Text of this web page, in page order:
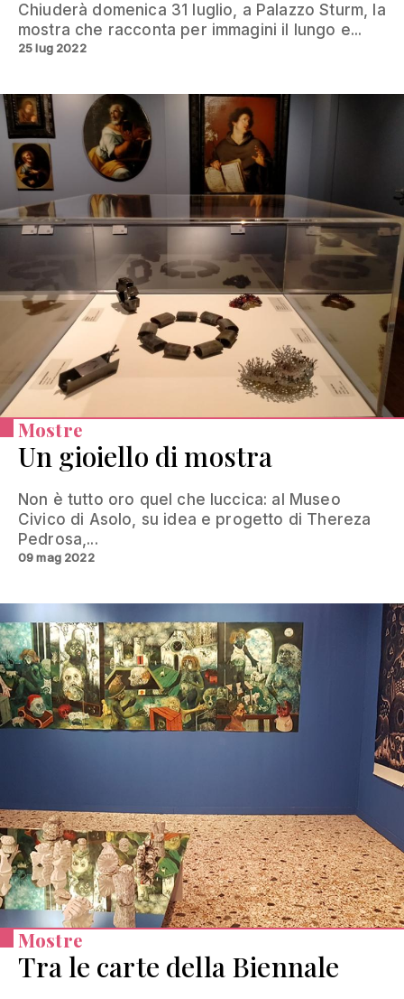
Chiuderà domenica 31 luglio, a Palazzo Sturm, la
mostra che racconta per immagini il lungo e...
25 lug 2022
Mostre
Un gioiello di mostra
Non è tutto oro quel che luccica: al Museo
Civico di Asolo, su idea e progetto di Thereza
Pedrosa,...
09 mag 2022
Mostre
Tra le carte della Biennale